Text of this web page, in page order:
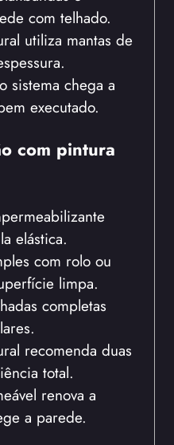
com telhado.
utiliza mantas de
sistema chega a
executado.
com pintura
elástica.
com rolo ou
limpa.
completas
recomenda duas
total.
renova a
a parede.